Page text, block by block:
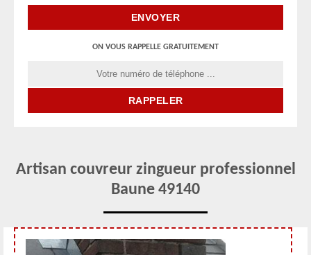
ON VOUS RAPPELLE GRATUITEMENT
Artisan couvreur zingueur professionnel
Baune 49140